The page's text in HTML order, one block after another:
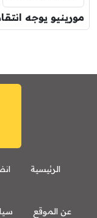
مورينيو يوجه
الرئيسية
عن الموقع